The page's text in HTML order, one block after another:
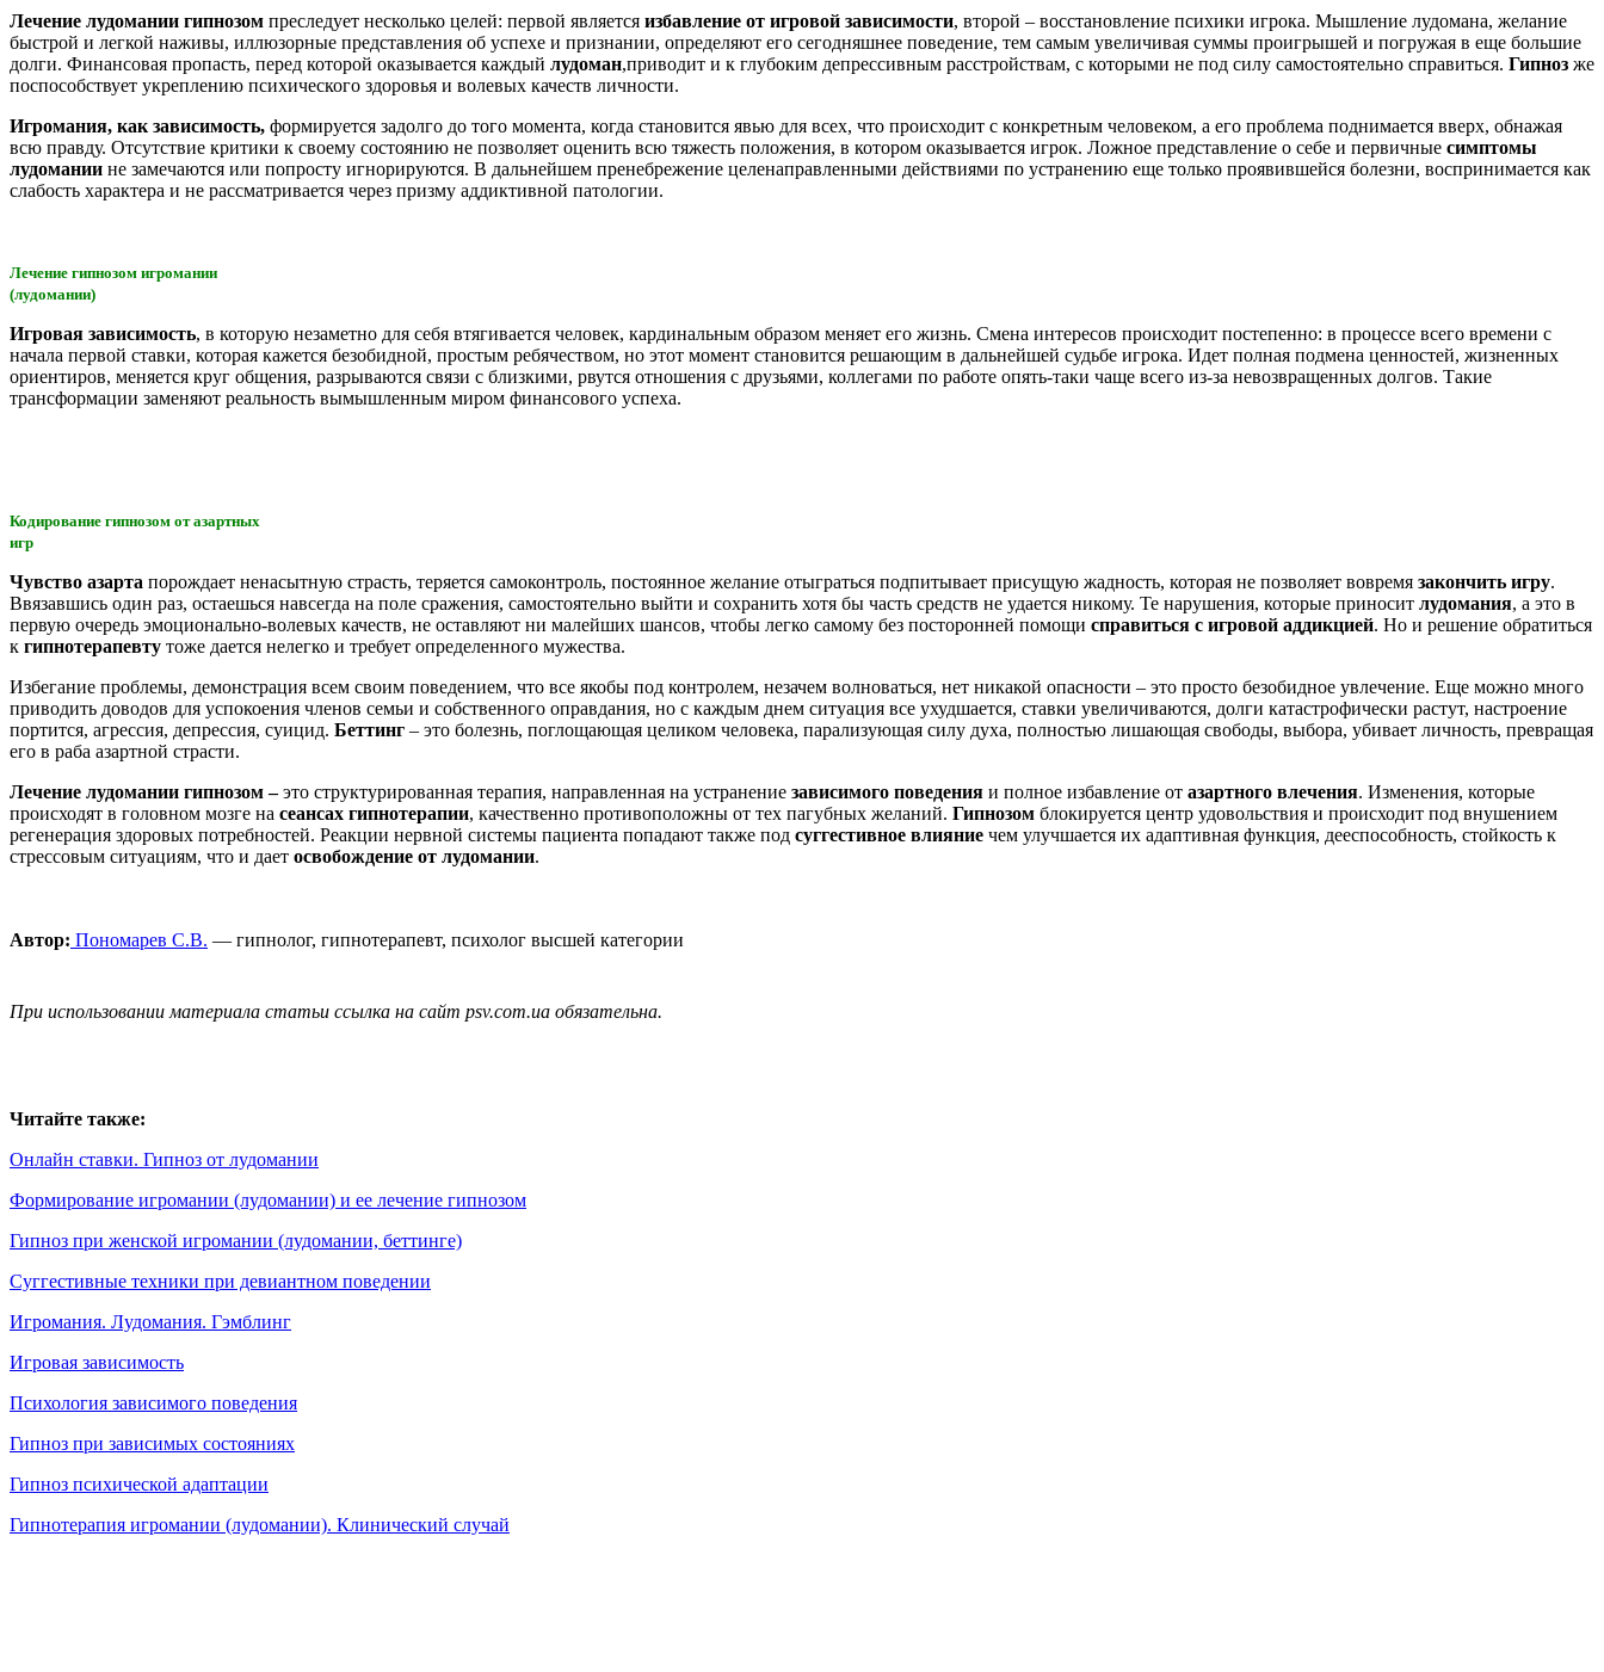
лудомании
гипнозом
Лечение лудомании гипнозом преследует несколько целей: первой является избавление от игровой зависимости, второй – восстановление психики игрока. Мышление лудомана, желание
быстрой и легкой наживы, иллюзорные представления об успехе и признании, определяют его сегодняшнее поведение, тем самым увеличивая суммы проигрышей и погружая в еще большие
долги. Финансовая пропасть, перед которой оказывается каждый лудоман,приводит и к глубоким депрессивным расстройствам, с которыми не под силу самостоятельно справиться. Гипноз же
поспособствует укреплению психического здоровья и волевых качеств личности.
Игромания, как зависимость, формируется задолго до того момента, когда становится явью для всех, что происходит с конкретным человеком, а его проблема поднимается вверх, обнажая
всю правду. Отсутствие критики к своему состоянию не позволяет оценить всю тяжесть положения, в котором оказывается игрок. Ложное представление о себе и первичные симптомы
лудомании не замечаются или попросту игнорируются. В дальнейшем пренебрежение целенаправленными действиями по устранению еще только проявившейся болезни, воспринимается как
слабость характера и не рассматривается через призму аддиктивной патологии.
Лечение гипнозом игромании
(лудомании)
Игровая зависимость, в которую незаметно для себя втягивается человек, кардинальным образом меняет его жизнь. Смена интересов происходит постепенно: в процессе всего времени с
начала первой ставки, которая кажется безобидной, простым ребячеством, но этот момент становится решающим в дальнейшей судьбе игрока. Идет полная подмена ценностей, жизненных
ориентиров, меняется круг общения, разрываются связи с близкими, рвутся отношения с друзьями, коллегами по работе опять-таки чаще всего из-за невозвращенных долгов. Такие
трансформации заменяют реальность вымышленным миром финансового успеха.
Кодирование гипнозом от азартных
игр
Чувство азарта порождает ненасытную страсть, теряется самоконтроль, постоянное желание отыграться подпитывает присущую жадность, которая не позволяет вовремя закончить игру.
Ввязавшись один раз, остаешься навсегда на поле сражения, самостоятельно выйти и сохранить хотя бы часть средств не удается никому. Те нарушения, которые приносит лудомания, а это в
первую очередь эмоционально-волевых качеств, не оставляют ни малейших шансов, чтобы легко самому без посторонней помощи справиться с игровой аддикцией. Но и решение обратиться
к гипнотерапевту тоже дается нелегко и требует определенного мужества.
Избегание проблемы, демонстрация всем своим поведением, что все якобы под контролем, незачем волноваться, нет никакой опасности – это просто безобидное увлечение. Еще можно много
приводить доводов для успокоения членов семьи и собственного оправдания, но с каждым днем ситуация все ухудшается, ставки увеличиваются, долги катастрофически растут, настроение
портится, агрессия, депрессия, суицид. Беттинг – это болезнь, поглощающая целиком человека, парализующая силу духа, полностью лишающая свободы, выбора, убивает личность, превращая
его в раба азартной страсти.
Лечение лудомании гипнозом –это структурированная терапия, направленная на устранение зависимого поведения и полное избавление от азартного влечения. Изменения, которые
происходят в головном мозге на сеансах гипнотерапии, качественно противоположны от тех пагубных желаний. Гипнозом блокируется центр удовольствия и происходит под внушением
регенерация здоровых потребностей. Реакции нервной системы пациента попадают также под суггестивное влияние чем улучшается их адаптивная функция, дееспособность, стойкость к
стрессовым ситуациям, что и дает освобождение от лудомании.
Автор: Пономарев С.В. — гипнолог, гипнотерапевт, психолог высшей категории
При использовании материала статьи ссылка на сайт psv.com.ua обязательна.
Читайте также:
Онлайн ставки. Гипноз от лудомании
Формирование игромании (лудомании) и ее лечение гипнозом
Гипноз при женской игромании (лудомании, беттинге)
Суггестивные техники при девиантном поведении
Игромания. Лудомания. Гэмблинг
Игровая зависимость
Психология зависимого поведения
Гипноз при зависимых состояниях
Гипноз психической адаптации
Гипнотерапия игромании (лудомании). Клинический случай